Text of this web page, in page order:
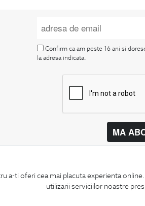
a-ti oferi cea mai placuta experienta
utilizarii serviciilor noastre
Confirm ca am peste 16 ani si
la adresa indicata.
MA
Contact
Magazine